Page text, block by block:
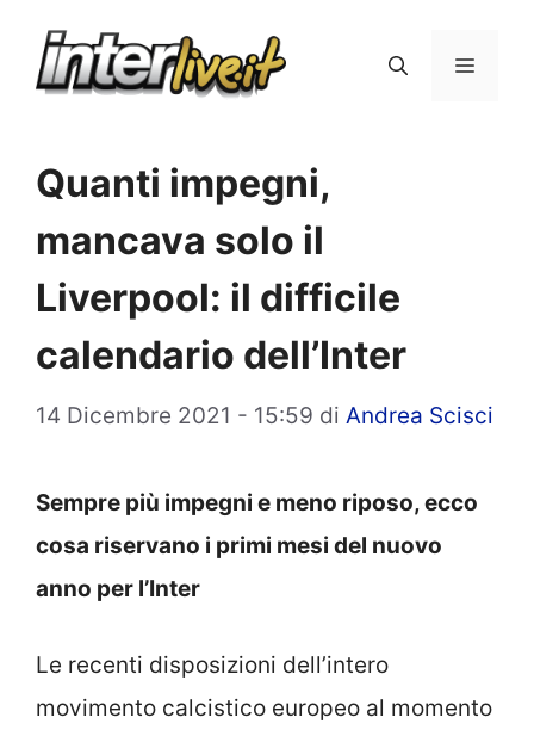
Menu
Quanti impegni,
mancava solo il
Liverpool: il difficile
calendario dell’Inter
14 Dicembre 2021 - 15:59 di Andrea Scisci
Sempre più impegni e meno riposo, ecco
cosa riservano i primi mesi del nuovo
anno per l’Inter
Le recenti disposizioni dell’intero
movimento calcistico europeo al momento